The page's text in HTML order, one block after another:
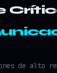
de alto